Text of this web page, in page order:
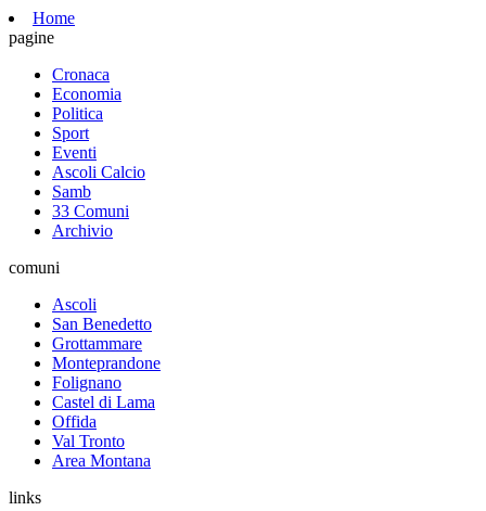
Home
pagine
Cronaca
Economia
Politica
Sport
Eventi
Ascoli Calcio
Samb
33 Comuni
Archivio
comuni
Ascoli
San Benedetto
Grottammare
Monteprandone
Folignano
Castel di Lama
Offida
Val Tronto
Area Montana
links